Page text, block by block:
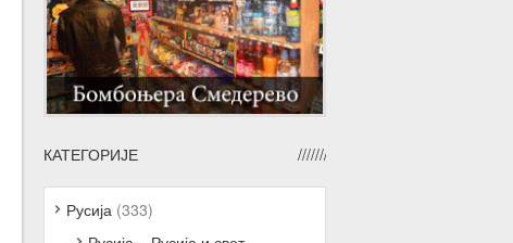
КАТЕГОРИЈЕ
Русија (333)